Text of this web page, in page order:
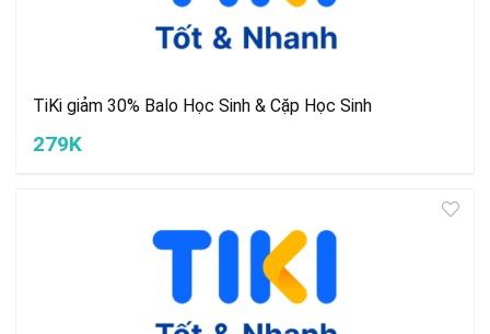
TiKi giảm 30% Balo Học Sinh & Cặp Học Sinh
279K